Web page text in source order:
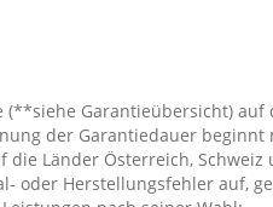
Garantieübersicht)
der Garantiedauer
Länder Österreich,
oder Herstellungsfehler auf,